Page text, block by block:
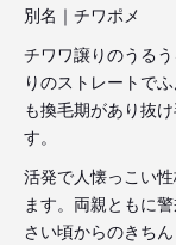
別名｜チワポメ
チワワ譲りのうる
りのストレートで
も換毛期があり抜
す。
活発で人懐っこい
ます。両親ともに
さい頃からのきち